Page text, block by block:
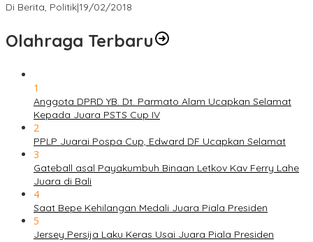
Di Berita, Politik|19/02/2018
Olahraga Terbaru
1
Anggota DPRD YB. Dt. Parmato Alam Ucapkan Selamat
Kepada Juara PSTS Cup IV
2
PPLP Juarai Pospa Cup, Edward DF Ucapkan Selamat
3
Gateball asal Payakumbuh Binaan Letkov Kav Ferry Lahe
Juara di Bali
4
Saat Bepe Kehilangan Medali Juara Piala Presiden
5
Jersey Persija Laku Keras Usai Juara Piala Presiden